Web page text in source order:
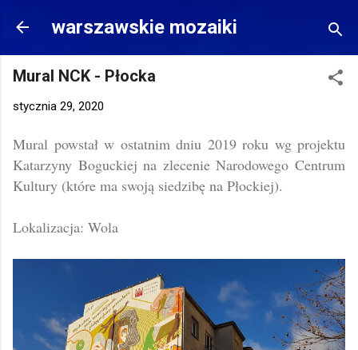
Przejdź do głównej zawartości
warszawskie mozaiki
Mural NCK - Płocka
stycznia 29, 2020
Mural powstał w ostatnim dniu 2019 roku wg projektu
Katarzyny Boguckiej na zlecenie Narodowego Centrum
Kultury (które ma swoją siedzibę na Płockiej).
Lokalizacja: Wola